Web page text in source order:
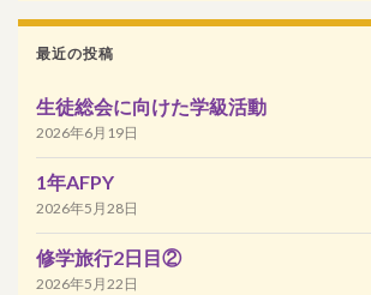
最近の投稿
生徒総会に向けた学級活動
2026年6月19日
1年AFPY
2026年5月28日
修学旅行2日目②
2026年5月22日